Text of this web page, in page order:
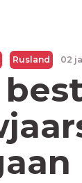
Rusland 02